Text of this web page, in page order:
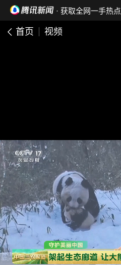
· 获取全网一手热点
首页 视频